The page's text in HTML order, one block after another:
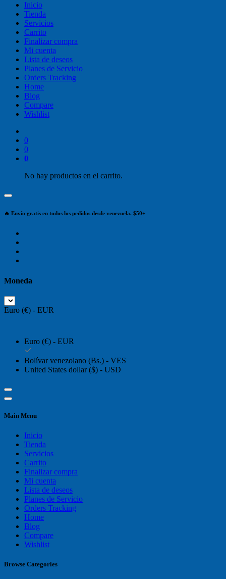
Inicio
Tienda
Servicios
Carrito
Finalizar compra
Mi cuenta
Lista de deseos
Planes de Servicio
Orders Tracking
Home
Blog
Compare
Wishlist
0
0
0
No hay productos en el carrito.
🔥 Envío gratis en todos los pedidos desde venezuela. $50+
Moneda
Euro (€) - EUR
Euro (€) - EUR
Bolívar venezolano (Bs.) - VES
United States dollar ($) - USD
Main Menu
Inicio
Tienda
Servicios
Carrito
Finalizar compra
Mi cuenta
Lista de deseos
Planes de Servicio
Orders Tracking
Home
Blog
Compare
Wishlist
Browse Categories